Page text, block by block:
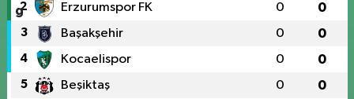
2 Erzurumspor FK 0 0
3 Başakşehir 0 0
4 Kocaelispor 0 0
5 Beşiktaş 0 0